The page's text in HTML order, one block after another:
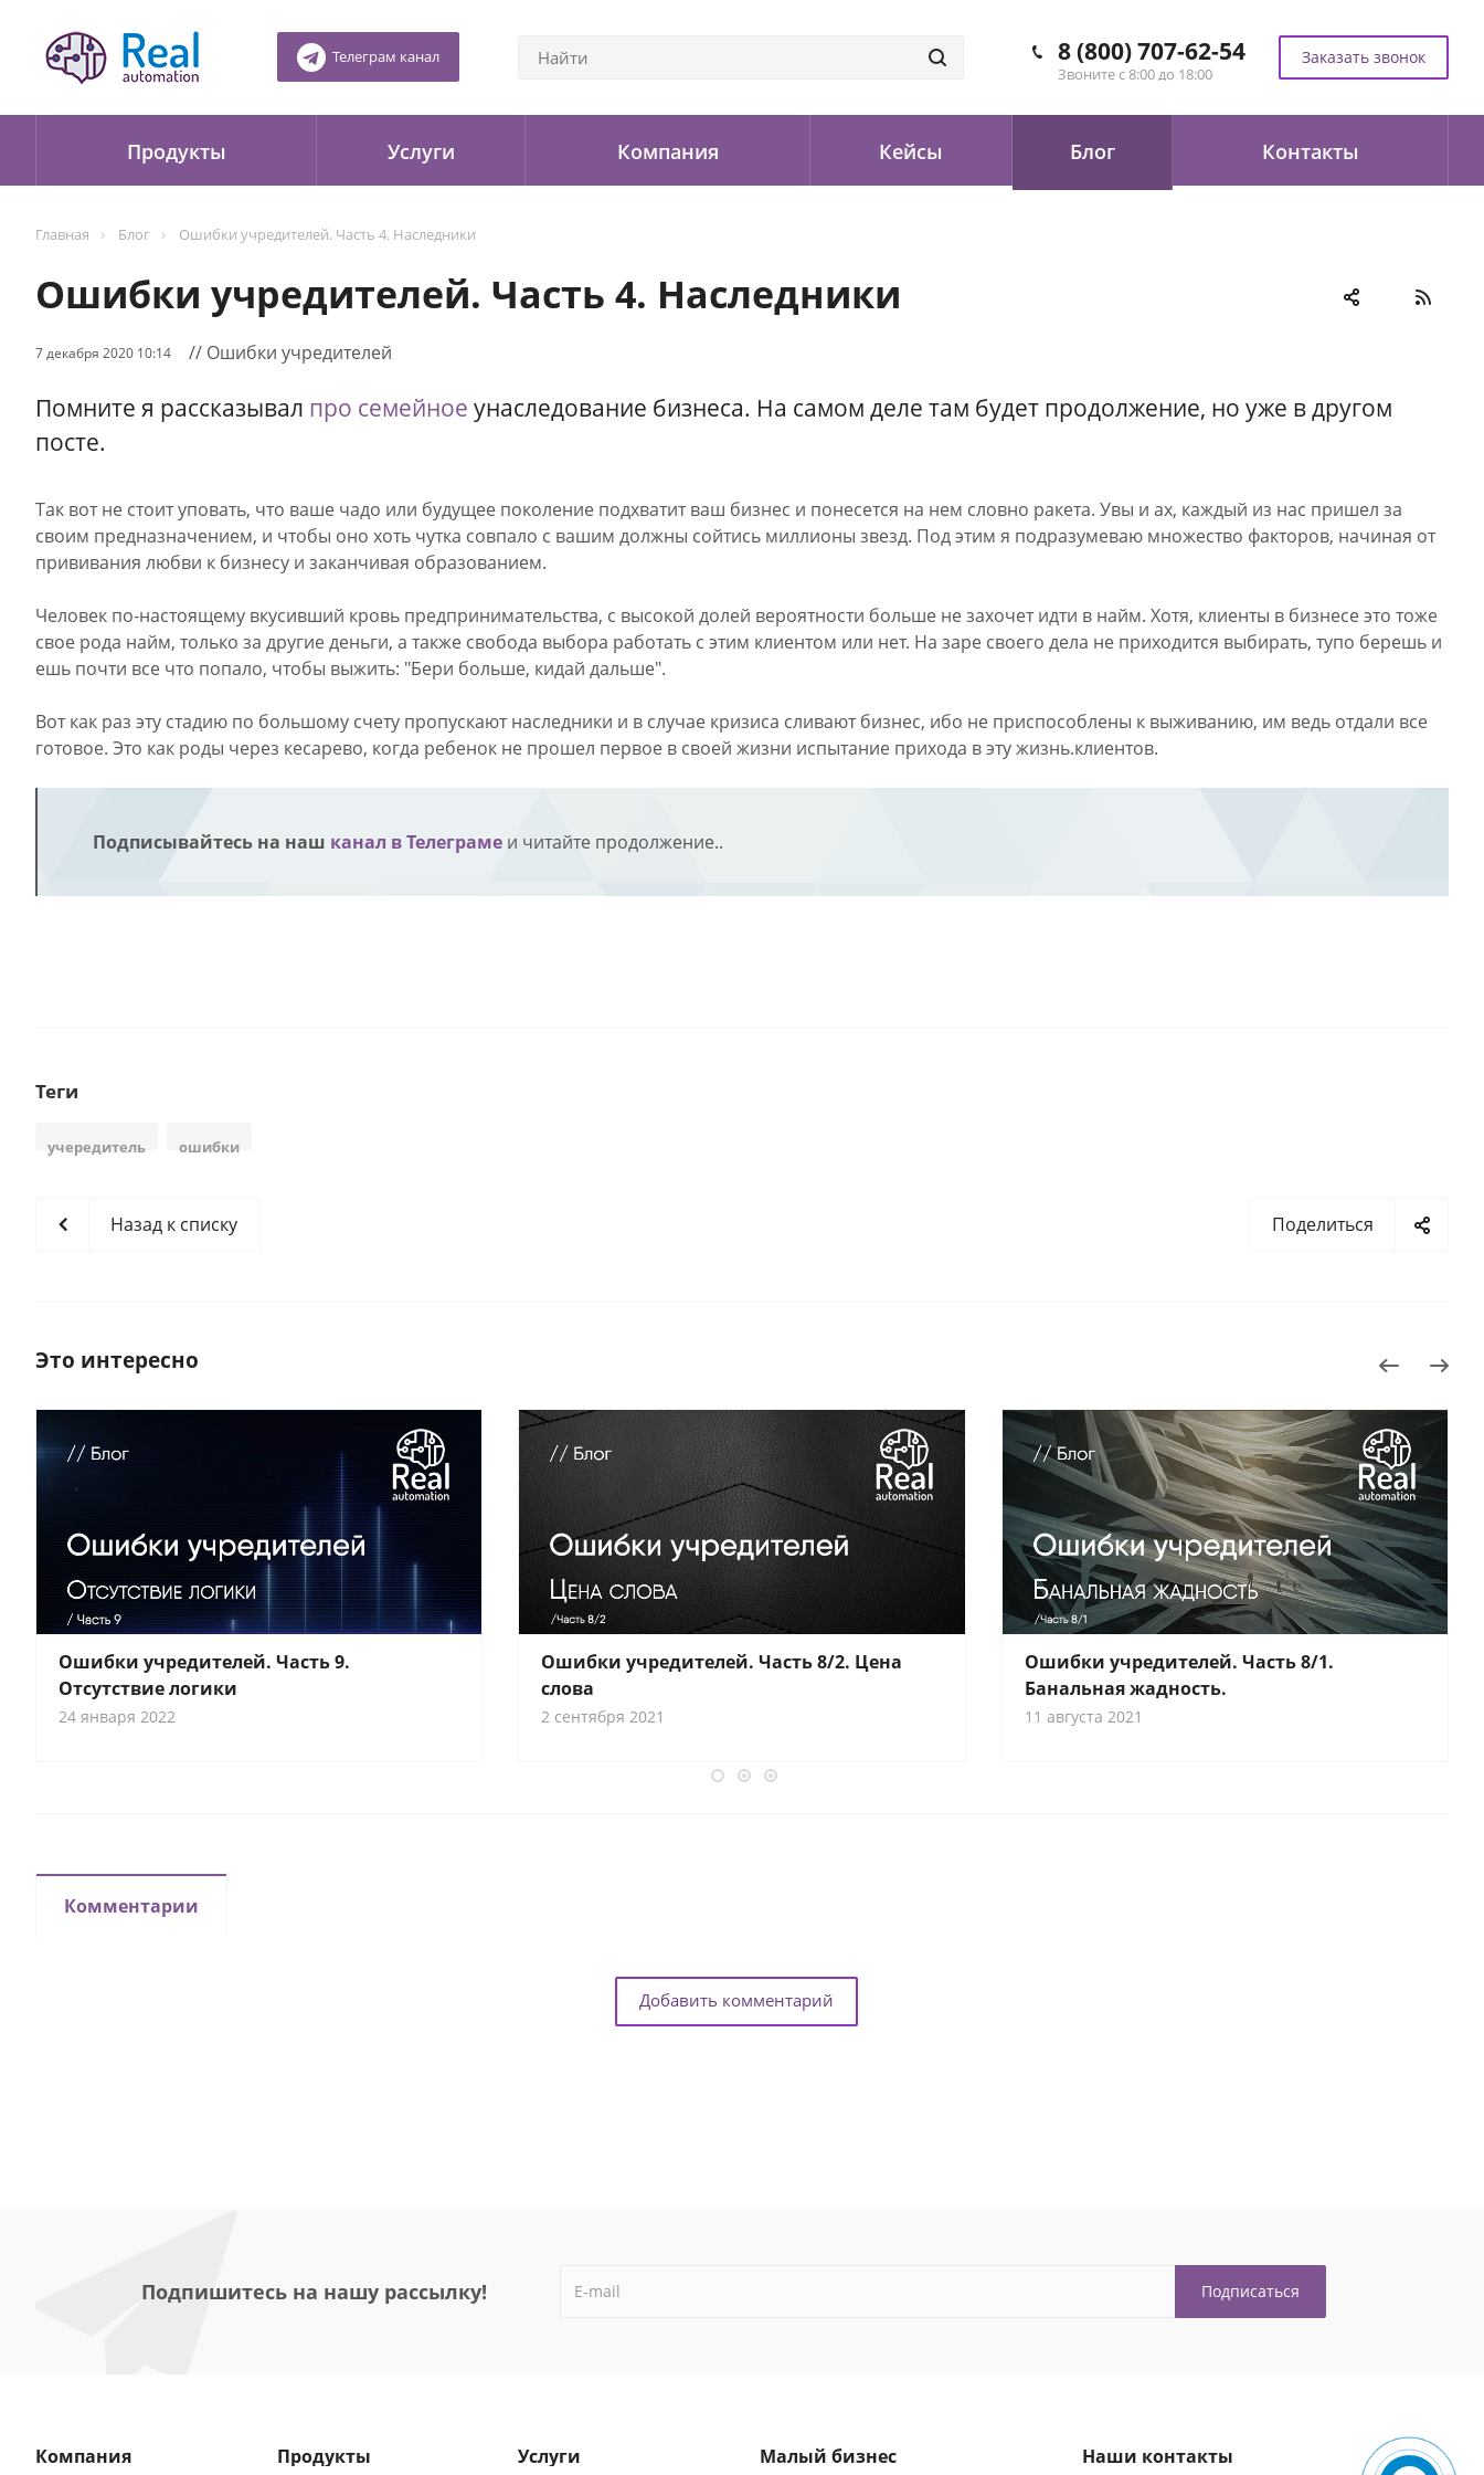
Телеграм канал 8 (800) 707-62-54
Звоните с 8:00 до 18:00
Заказать звонок
Продукты Услуги Компания Кейсы Блог Контакты
Главная Блог Ошибки учредителей. Часть 4. Наследники
Ошибки учредителей. Часть 4. Наследники
7 декабря 2020 10:14 // Ошибки учредителей
Помните я рассказывал про семейное унаследование бизнеса. На самом деле там будет продолжение, но уже в другом
посте.
Так вот не стоит уповать, что ваше чадо или будущее поколение подхватит ваш бизнес и понесется на нем словно ракета. Увы и ах, каждый из нас пришел за
своим предназначением, и чтобы оно хоть чутка совпало с вашим должны сойтись миллионы звезд. Под этим я подразумеваю множество факторов, начиная от
прививания любви к бизнесу и заканчивая образованием.
Человек по-настоящему вкусивший кровь предпринимательства, с высокой долей вероятности больше не захочет идти в найм. Хотя, клиенты в бизнесе это тоже
свое рода найм, только за другие деньги, а также свобода выбора работать с этим клиентом или нет. На заре своего дела не приходится выбирать, тупо берешь и
ешь почти все что попало, чтобы выжить: "Бери больше, кидай дальше".
Вот как раз эту стадию по большому счету пропускают наследники и в случае кризиса сливают бизнес, ибо не приспособлены к выживанию, им ведь отдали все
готовое. Это как роды через кесарево, когда ребенок не прошел первое в своей жизни испытание прихода в эту жизнь.клиентов.
Подписывайтесь на наш канал в Телеграме и читайте продолжение..
Теги
учередитель ошибки
Поделиться
Назад к списку
Это интересно
Ошибки учредителей. Часть 9.
Отсутствие логики
24 января 2022
Ошибки учредителей. Часть 8/2. Цена
слова
2 сентября 2021
Ошибки учредителей. Часть 8/1.
Банальная жадность.
11 августа 2021
Комментарии
Добавить комментарий
Подпишитесь на нашу рассылку!
Компания Продукты Услуги Малый бизнес Наши контакты